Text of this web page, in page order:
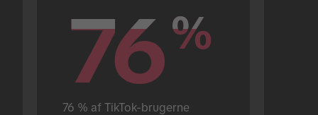
76%
76%
76 % af TikTok-brugerne